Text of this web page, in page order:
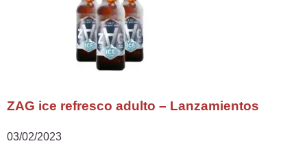
ZAG ice refresco adulto – Lanzamientos
03/02/2023